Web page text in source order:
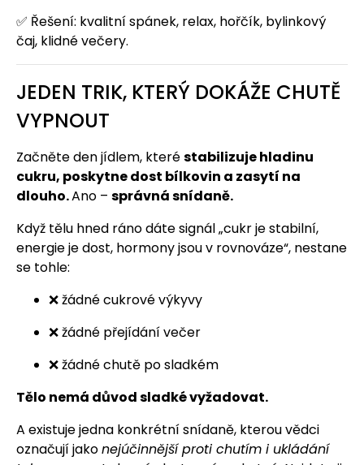
✅ Řešení: kvalitní spánek, relax, hořčík, bylinkový
čaj, klidné večery.
JEDEN TRIK, KTERÝ DOKÁŽE CHUTĚ
VYPNOUT
Začněte den jídlem, kteréstabilizuje hladinu
cukru, poskytne dost bílkovin a zasytí na
dlouho.Ano – správná snídaně.
Když tělu hned ráno dáte signál „cukr je stabilní,
energie je dost, hormony jsou v rovnováze“, nestane
se tohle:
❌ žádné cukrové výkyvy
❌ žádné přejídání večer
❌ žádné chutě po sladkém
Tělo nemá důvod sladké vyžadovat.
A existuje jedna konkrétní snídaně, kterou vědci
označují jakonejúčinnější proti chutím i ukládání